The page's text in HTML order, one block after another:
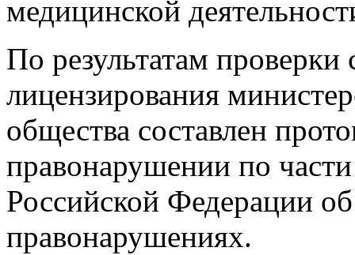
медицинской
По результатам проверки
лицензирования
общества составлен
правонарушении по
Российской Федерации
правонарушениях.